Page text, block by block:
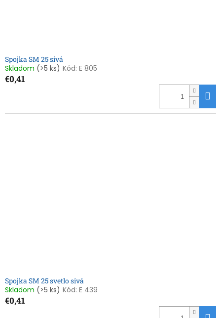
Spojka SM 25 sivá
Skladom (>5 ks) Kód: E 805
€0,41
Spojka SM 25 svetlo sivá
Skladom (>5 ks) Kód: E 439
€0,41